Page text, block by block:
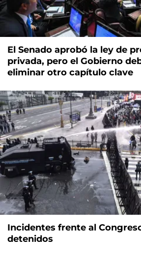
El Senado aprobó la ley de
privada, pero el Gobierno
eliminar otro capítulo clave
Incidentes frente al
detenidos